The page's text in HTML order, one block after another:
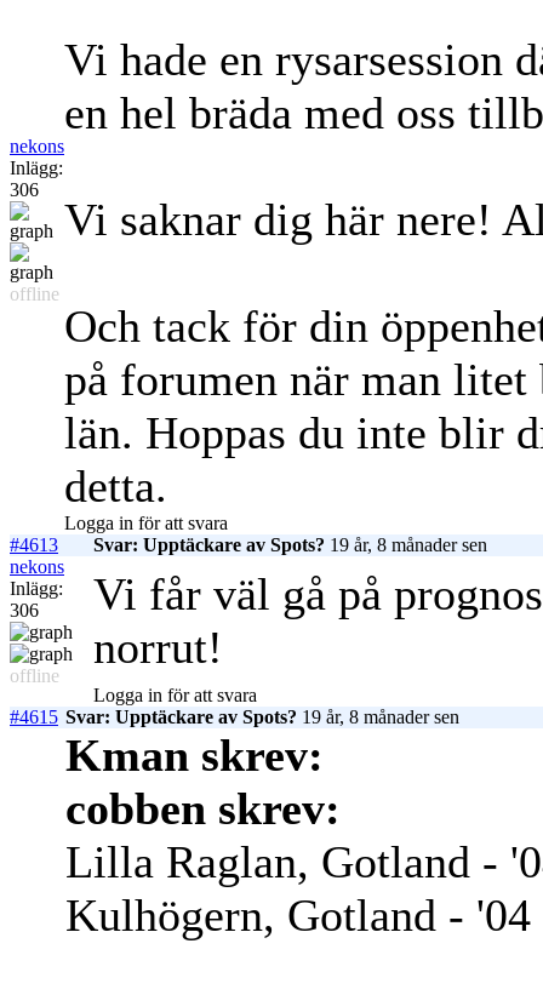
nekons
Inlägg:
306
offline
Vi hade en rysarsession
en hel bräda med oss
Vi saknar dig här nere!
Och tack för din
på forumen när man
län. Hoppas du inte blir
detta.
Logga in för att svara
#4613
Svar: Upptäckare av Spots? 19 år, 8 månader sen
nekons
Inlägg:
306
offline
Vi får väl gå på
norrut!
Logga in för att svara
#4615 Svar: Upptäckare av Spots? 19 år, 8 månader sen
Kman skrev:
cobben skrev:
Lilla Raglan, Gotland -
Kulhögern, Gotland - '04